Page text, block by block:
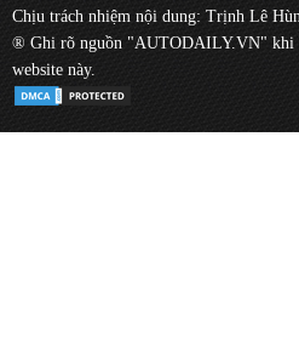
Chịu trách nhiệm nội dung: Trịnh Lê
® Ghi rõ nguồn "AUTODAILY.VN" khi
website này.